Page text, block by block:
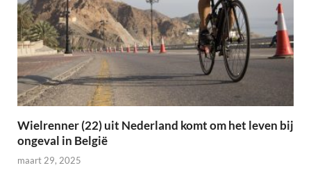
Wielrenner (22) uit Nederland komt om het leven bij
ongeval in België
maart 29, 2025